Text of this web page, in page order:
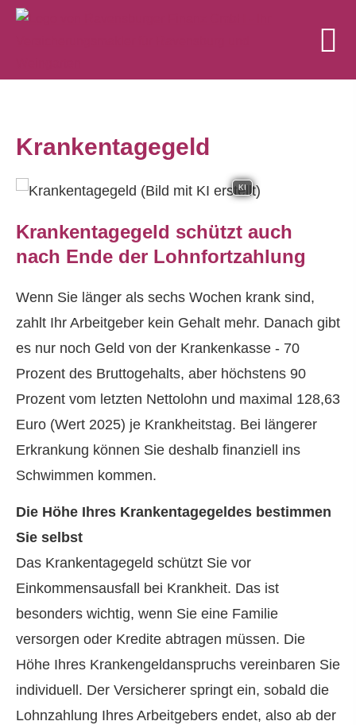
Krankentagegeld
KI
Krankentagegeld schützt auch
nach Ende der Lohnfortzahlung
Wenn Sie länger als sechs Wochen krank sind,
zahlt Ihr Arbeitgeber kein Gehalt mehr. Danach gibt
es nur noch Geld von der Krankenkasse - 70
Prozent des Bruttogehalts, aber höchstens 90
Prozent vom letzten Nettolohn und maximal 128,63
Euro (Wert 2025) je Krankheitstag. Bei längerer
Erkrankung können Sie deshalb finanziell ins
Schwimmen kommen.
Die Höhe Ihres Krankentagegeldes bestimmen
Sie selbst
Das Krankentagegeld schützt Sie vor
Einkommensausfall bei Krankheit. Das ist
besonders wichtig, wenn Sie eine Familie
versorgen oder Kredite abtragen müssen. Die
Höhe Ihres Krankengeldanspruchs vereinbaren Sie
individuell. Der Versicherer springt ein, sobald die
Lohnzahlung Ihres Arbeitgebers endet, also ab der